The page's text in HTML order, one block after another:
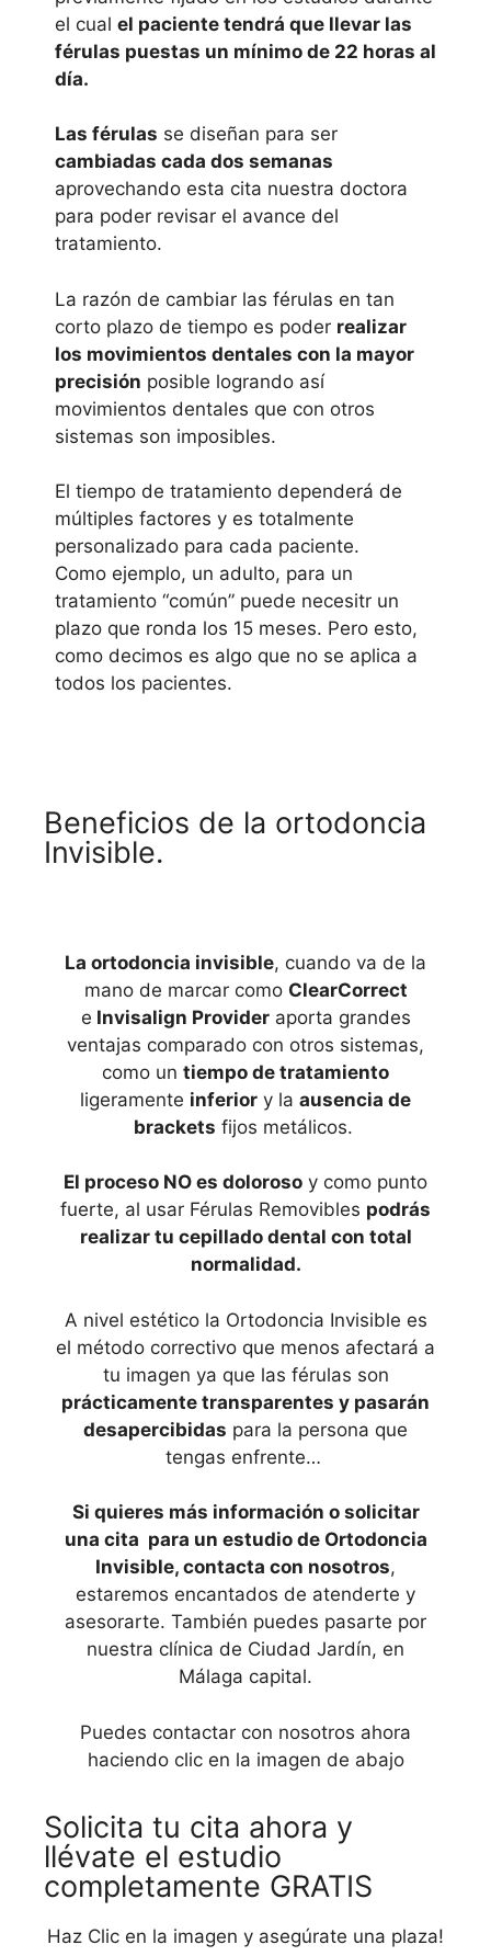
el cual el paciente tendrá que llevar las
férulas puestas un mínimo de 22 horas al
día.
Las férulas se diseñan para ser
cambiadas cada dos semanas
aprovechando esta cita nuestra doctora
para poder revisar el avance del
tratamiento.
La razón de cambiar las férulas en tan
corto plazo de tiempo es poder realizar
los movimientos dentales con la mayor
precisión posible logrando así
movimientos dentales que con otros
sistemas son imposibles.
El tiempo de tratamiento dependerá de
múltiples factores y es totalmente
personalizado para cada paciente.
Como ejemplo, un adulto, para un
tratamiento “común” puede necesitr un
plazo que ronda los 15 meses. Pero esto,
como decimos es algo que no se aplica a
todos los pacientes.
Beneficios de la ortodoncia
Invisible.
La ortodoncia invisible, cuando va de la
mano de marcar como ClearCorrect
e Invisalign Provideraporta grandes
ventajas comparado con otros sistemas,
como un tiempo de tratamiento
ligeramente inferior y la ausencia de
brackets fijos metálicos.
El proceso NO es doloroso y como punto
fuerte, al usar Férulas Removibles podrás
realizar tu cepillado dental con total
normalidad.
A nivel estético la Ortodoncia Invisible es
el método correctivo que menos afectará a
tu imagen ya que las férulas son
prácticamente transparentes y pasarán
desapercibidas para la persona que
tengas enfrente…
Si quieres más información o solicitar
una cita para un estudio de Ortodoncia
Invisible, contacta con nosotros,
estaremos encantados de atenderte y
asesorarte. También puedes pasarte por
nuestra clínica de Ciudad Jardín, en
Málaga capital.
Puedes contactar con nosotros ahora
haciendo clic en la imagen de abajo
Solicita tu cita ahora y
llévate el estudio
completamente GRATIS
Haz Clic en la imagen y asegúrate una plaza!